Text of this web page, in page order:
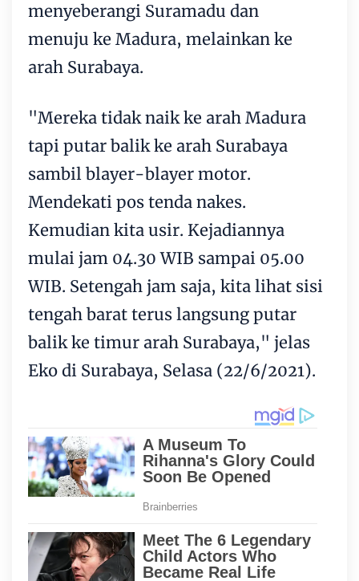
menyeberangi Suramadu dan
menuju ke Madura, melainkan ke
arah Surabaya.
"Mereka tidak naik ke arah Madura
tapi putar balik ke arah Surabaya
sambil blayer-blayer motor.
Mendekati pos tenda nakes.
Kemudian kita usir. Kejadiannya
mulai jam 04.30 WIB sampai 05.00
WIB. Setengah jam saja, kita lihat sisi
tengah barat terus langsung putar
balik ke timur arah Surabaya," jelas
Eko di Surabaya, Selasa (22/6/2021).